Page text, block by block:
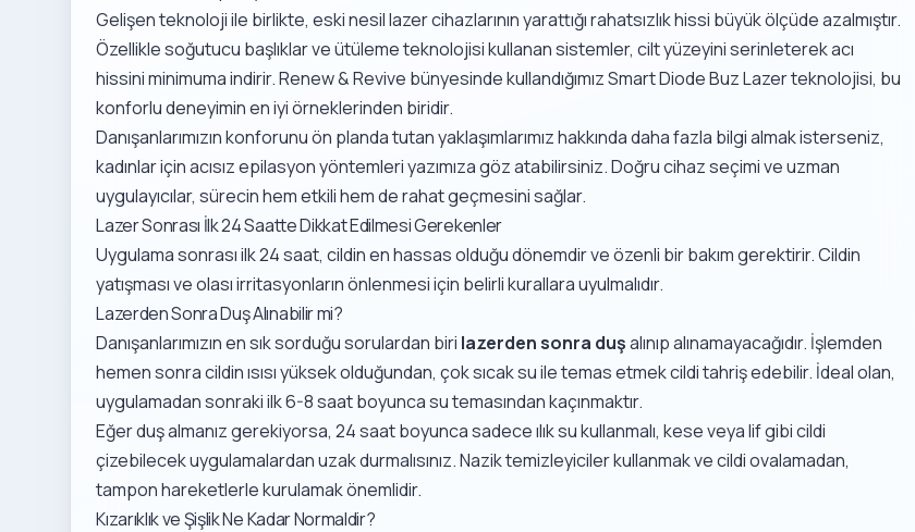
Gelişen teknoloji ile birlikte, eski nesil lazer cihazlarının yarattığı rahatsızlık hissi büyük ölçüde azalmıştır.
Özellikle soğutucu başlıklar ve ütüleme teknolojisi kullanan sistemler, cilt yüzeyini serinleterek acı
hissini minimuma indirir. Renew & Revive bünyesinde kullandığımızSmart Diode Buz Lazer teknolojisi, bu
konforlu deneyimin en iyi örneklerinden biridir.
Danışanlarımızın konforunu ön planda tutan yaklaşımlarımız hakkında daha fazla bilgi almak isterseniz,
kadınlar için acısız epilasyon yöntemleriyazımıza göz atabilirsiniz. Doğru cihaz seçimi ve uzman
uygulayıcılar, sürecin hem etkili hem de rahat geçmesini sağlar.
Lazer Sonrası İlk 24 Saatte Dikkat Edilmesi Gerekenler
Uygulama sonrası ilk 24 saat, cildin en hassas olduğu dönemdir ve özenli bir bakım gerektirir. Cildin
yatışması ve olası irritasyonların önlenmesi için belirli kurallara uyulmalıdır.
Lazerden Sonra Duş Alınabilir mi?
Danışanlarımızın en sık sorduğu sorulardan biri lazerden sonra duşalınıp alınamayacağıdır. İşlemden
hemen sonra cildin ısısı yüksek olduğundan, çok sıcak su ile temas etmek cildi tahriş edebilir. İdeal olan,
uygulamadan sonraki ilk 6-8 saat boyunca su temasından kaçınmaktır.
Eğer duş almanız gerekiyorsa, 24 saat boyunca sadece ılık su kullanmalı, kese veya lif gibi cildi
çizebilecek uygulamalardan uzak durmalısınız. Nazik temizleyiciler kullanmak ve cildi ovalamadan,
tampon hareketlerle kurulamak önemlidir.
Kızarıklık ve Şişlik Ne Kadar Normaldir?